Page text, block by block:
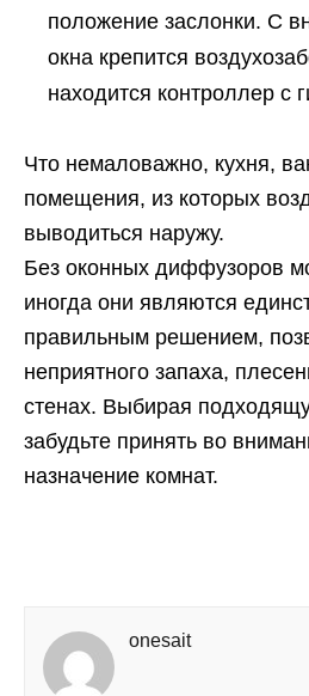
положение заслонки. С
окна крепится
находится контроллер с
Что немаловажно, кухня,
помещения, из которых
выводиться наружу.
Без оконных диффузоров
иногда они являются
правильным решением,
неприятного запаха,
стенах. Выбирая
забудьте принять во
назначение комнат.
onesait